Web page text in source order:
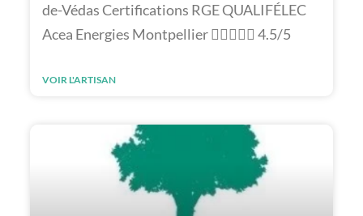
de-Védas Certifications RGE QUALIFÉLEC
Acea Energies Montpellier  4.5/5
VOIR L'ARTISAN